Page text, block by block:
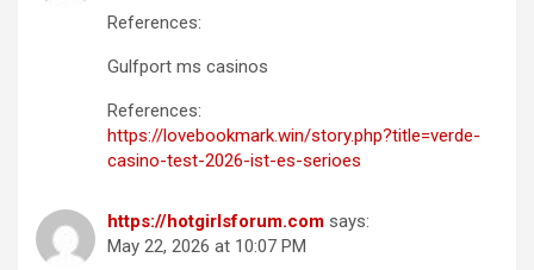
References:
Gulfport ms casinos
References:
https://lovebookmark.win/story.php?title=verde-
casino-test-2026-ist-es-serioes
https://hotgirlsforum.com says:
May 22, 2026 at 10:07 PM